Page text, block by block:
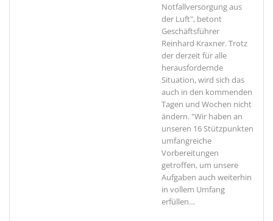
Notfallversorgung aus
der Luft", betont
Geschäftsführer
Reinhard Kraxner. Trotz
der derzeit für alle
herausfordernde
Situation, wird sich das
auch in den kommenden
Tagen und Wochen nicht
ändern. "Wir haben an
unseren 16 Stützpunkten
umfangreiche
Vorbereitungen
getroffen, um unsere
Aufgaben auch weiterhin
in vollem Umfang
erfüllen…